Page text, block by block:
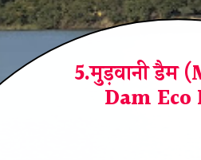
5.मुड़वानी डैम